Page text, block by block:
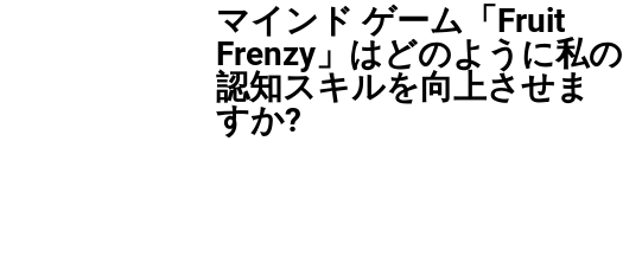
マインド ゲーム「Fruit
Frenzy」はどのように私の
認知スキルを向上させま
すか?